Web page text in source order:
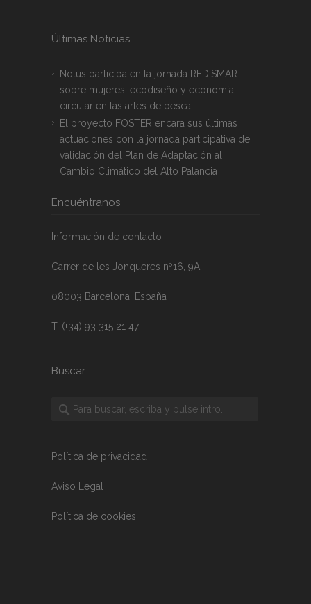
Últimas Noticias
Notus participa en la jornada REDISMAR
sobre mujeres, ecodiseño y economía
circular en las artes de pesca
El proyecto FOSTER encara sus últimas
actuaciones con la jornada participativa de
validación del Plan de Adaptación al
Cambio Climático del Alto Palancia
Encuéntranos
Información de contacto
Carrer de les Jonqueres nº16, 9A
08003 Barcelona, España
T. (+34) 93 315 21 47
Buscar
Política de privacidad
Aviso Legal
Política de cookies